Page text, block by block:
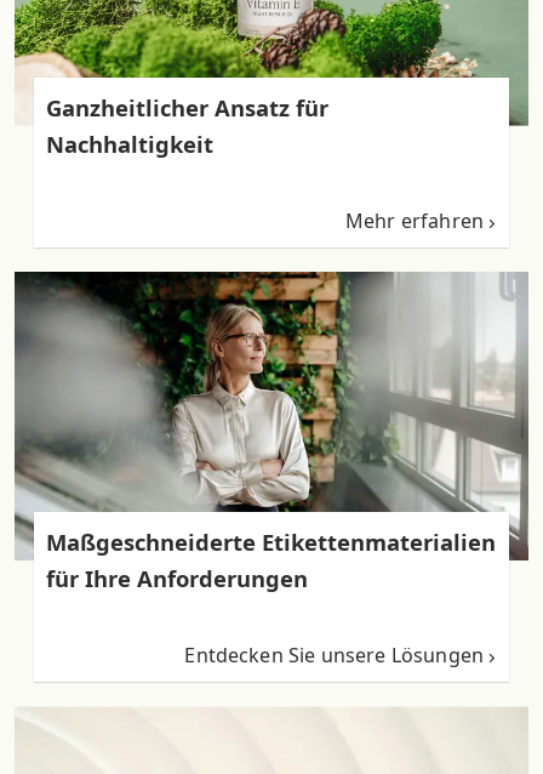
Ganzheitlicher Ansatz für
Nachhaltigkeit
Mehr erfahren
Maßgeschneiderte Etikettenmaterialien
für Ihre Anforderungen
Entdecken Sie unsere Lösungen